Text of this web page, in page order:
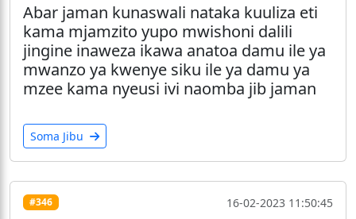
Abar jaman kunaswali nataka kuuliza eti
kama mjamzito yupo mwishoni dalili
jingine inaweza ikawa anatoa damu ile ya
mwanzo ya kwenye siku ile ya damu ya
mzee kama nyeusi ivi naomba jib jaman
Soma Jibu
#346 16-02-2023 11:50:45